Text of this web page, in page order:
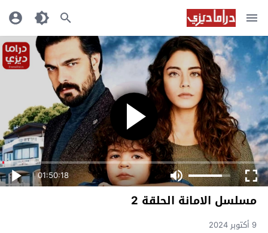
01:50:18
مسلسل الامانة الحلقة 2
9 أكتوبر 2024